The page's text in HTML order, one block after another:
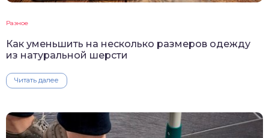
Разное
Как уменьшить на несколько размеров одежду
из натуральной шерсти
Читать далее